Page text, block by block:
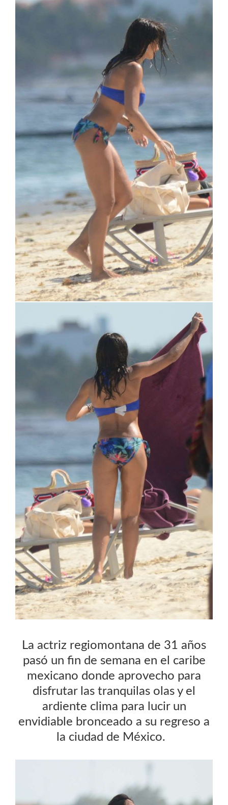
La actriz regiomontana de 31 años
pasó un fin de semana en el caribe
mexicano donde aprovecho para
disfrutar las tranquilas olas y el
ardiente clima para lucir un
envidiable bronceado a su regreso a
la ciudad de México.